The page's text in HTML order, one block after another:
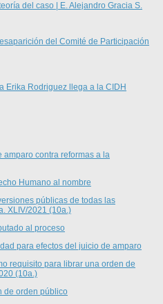
del caso | E. Alejandro Gracia S.
del Comité de Participación
Erika Rodriguez llega a la CIDH
contra reformas a la
Humano al nombre
públicas de todas las
XLIV/2021 (10a.)
al proceso
para efectos del juicio de amparo
requisito para librar una orden de
(10a.)
de orden público